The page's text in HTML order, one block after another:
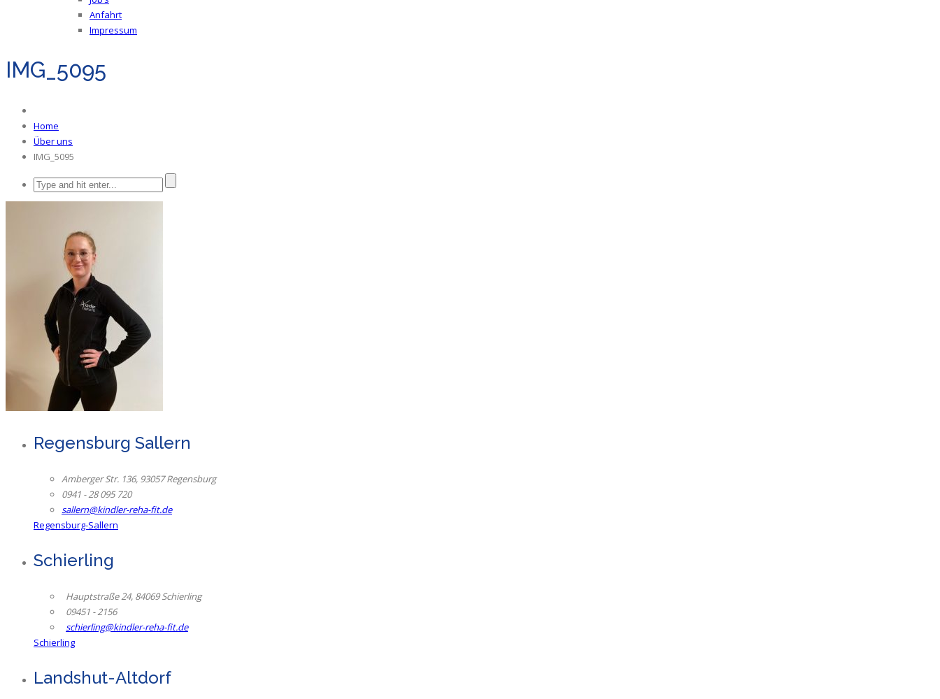
Anfahrt
Impressum
IMG_5095
Home
Über uns
IMG_5095
Regensburg Sallern
Amberger Str. 136, 93057 Regensburg
0941 - 28 095 720
sallern@kindler-reha-fit.de
Regensburg-Sallern
Schierling
Hauptstraße 24, 84069 Schierling
09451 - 2156
schierling@kindler-reha-fit.de
Schierling
Landshut-Altdorf